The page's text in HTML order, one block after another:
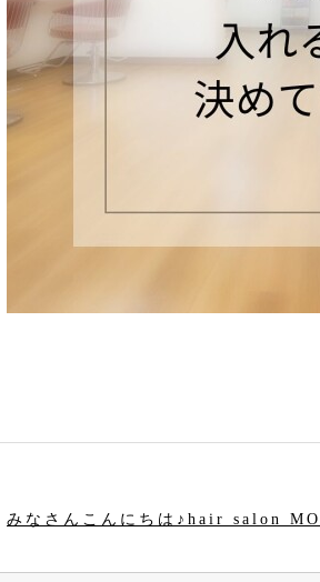
みなさんこんにちは♪hair salon